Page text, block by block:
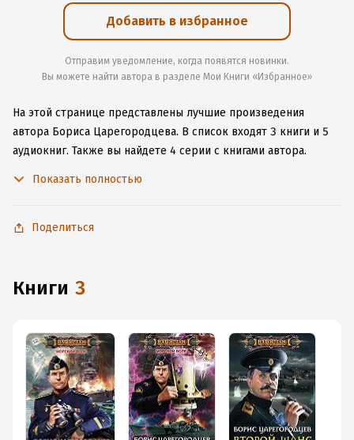
Добавить в избранное
Отправим уведомление, когда появятся новинки.
Вы можете найти автора в разделе Мои Книги «Избранное»
На этой странице представлены лучшие произведения
автора Бориса Царегородцева. В список входят 3 книги и 5
аудиокниг. Также вы найдете 4 серии с книгами автора.
iOS или Android, чтобы не расставаться с любимыми
Показать полностью
Поделиться
книги 3